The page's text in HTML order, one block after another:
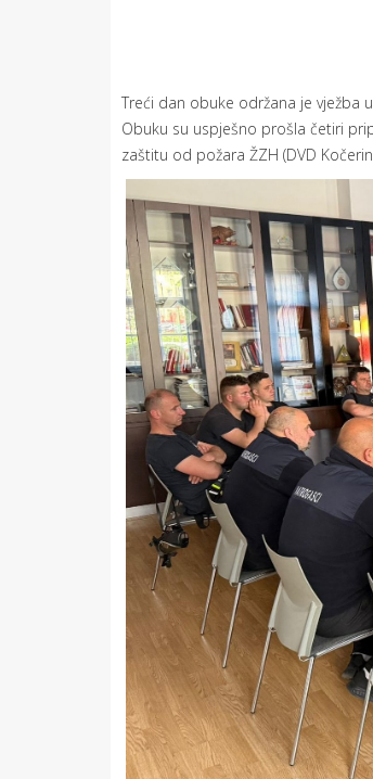
Treći dan obuke održana je vježba
Obuku su uspješno prošla četiri
zaštitu od požara ŽZH (DVD